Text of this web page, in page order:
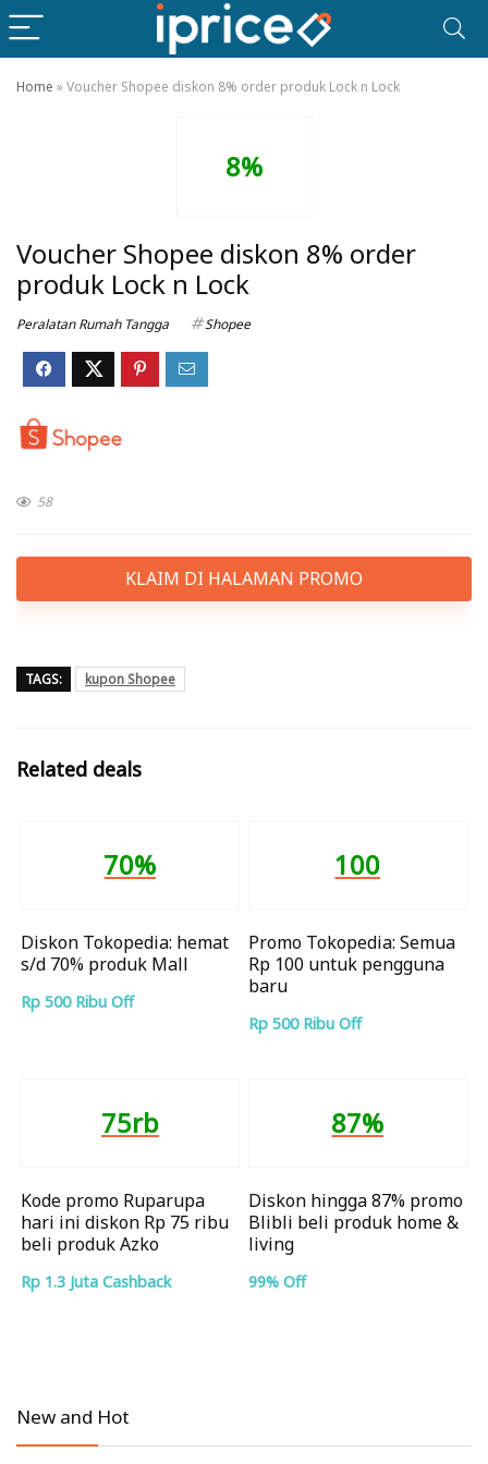
Home »Voucher Shopee diskon 8% order produk Lock n Lock
8%
Voucher Shopee diskon 8% order
produk Lock n Lock
Peralatan Rumah Tangga Shopee
58
KLAIM DI HALAMAN PROMO
TAGS: kupon Shopee
Related deals
70%
Diskon Tokopedia: hemat
s/d 70% produk Mall
Rp 500 Ribu Off
100
Promo Tokopedia: Semua
Rp 100 untuk pengguna
baru
Rp 500 Ribu Off
75rb
Kode promo Ruparupa
hari ini diskon Rp 75 ribu
beli produk Azko
Rp 1.3 Juta Cashback
87%
Diskon hingga 87% promo
Blibli beli produk home &
living
99% Off
New and Hot